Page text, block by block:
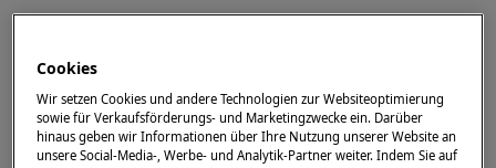
Autark-Kochfelder
Kochfelder mit Induktion
Kochfelder mit Strahlenbeheizung
Kochfelder herdgebunden mit Touch-
Cookies
Wir setzen Cookies und andere Technologien zur Websiteoptimierung
sowie für Verkaufsförderungs- und Marketingzwecke ein. Darüber
hinaus geben wir Informationen über Ihre Nutzung unserer Website an
unsere Social-Media-, Werbe- und Analytik-Partner weiter. Indem Sie auf